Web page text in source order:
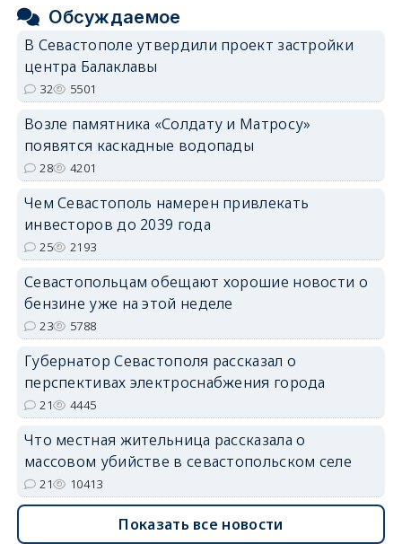
Обсуждаемое
В Севастополе утвердили проект застройки
центра Балаклавы
32 5501
Возле памятника «Солдату и Матросу»
появятся каскадные водопады
28 4201
Чем Севастополь намерен привлекать
инвесторов до 2039 года
25 2193
Севастопольцам обещают хорошие новости о
бензине уже на этой неделе
23 5788
Губернатор Севастополя рассказал о
перспективах электроснабжения города
21 4445
Что местная жительница рассказала о
массовом убийстве в севастопольском селе
21 10413
Показать все новости